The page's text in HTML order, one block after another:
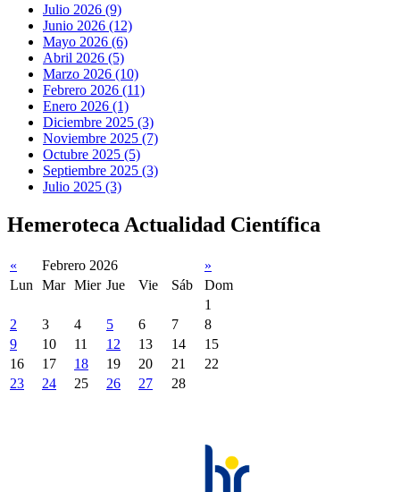
Julio 2026 (9)
Junio 2026 (12)
Mayo 2026 (6)
Abril 2026 (5)
Marzo 2026 (10)
Febrero 2026 (11)
Enero 2026 (1)
Diciembre 2025 (3)
Noviembre 2025 (7)
Octubre 2025 (5)
Septiembre 2025 (3)
Julio 2025 (3)
Hemeroteca Actualidad Científica
« Febrero 2026
»
Lun
Mar Mier Jue Vie Sáb
Dom
1
2
3 4 5 6 7
8
9
10 11 12 13 14
15
16
17 18 19 20 21
22
23
24 25 26 27 28